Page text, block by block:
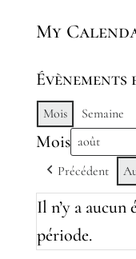
My
Évènements
Mois Semaine
Mois
Précédent
Il n’y a
période.